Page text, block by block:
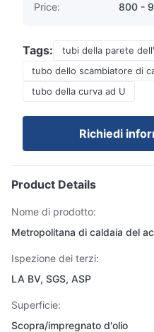
Price:
800 -
Tags:
tubi della parete
tubo dello scambiatore di
tubo della curva ad U
Richiedi
Product Details
Nome di prodotto:
Metropolitana di caldaia del
Ispezione dei terzi:
LA BV, SGS, ASP
Superficie:
Scopra/impregnato d'olio